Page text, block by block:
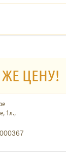
ЖЕ ЦЕНУ!
1л.,